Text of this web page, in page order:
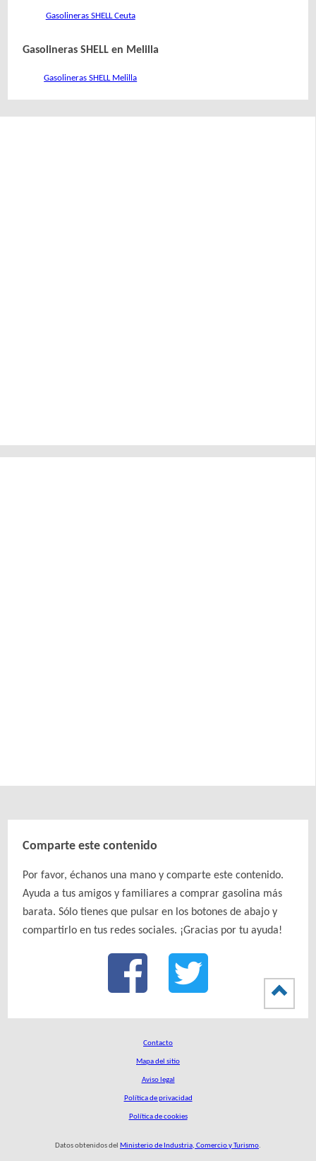
Gasolineras SHELL Ceuta
Gasolineras SHELL en Melilla
Gasolineras SHELL Melilla
Comparte este contenido
Por favor, échanos una mano y comparte este contenido.
Ayuda a tus amigos y familiares a comprar gasolina más
barata. Sólo tienes que pulsar en los botones de abajo y
compartirlo en tus redes sociales. ¡Gracias por tu ayuda!
Contacto
Mapa del sitio
Aviso legal
Política de privacidad
Política de cookies
Datos obtenidos del Ministerio de Industria, Comercio y Turismo.